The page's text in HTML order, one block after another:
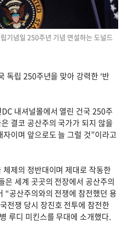
기념일 250주년 기념 연설하는 도널드
독립 250주년을 맞아 강력한 ‘반
내셔널몰에서 열린 건국 250주
결코 공산주의 국가가 되지 않을
이며 앞으로도 늘 그럴 것”이라고
제의 정반대이며 제대로 작동한
은 세계 곳곳의 전장에서 공산주의
“공산주의와의 전쟁에 참전했던 용
전쟁 당시 장진호 전투에 참전한
루디 미킨스를 무대에 소개했다.